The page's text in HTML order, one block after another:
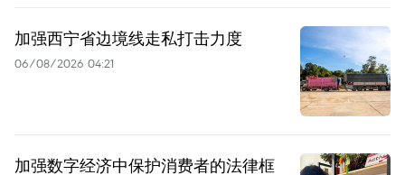
加强西宁省边境线走私打击力度
06/08/2026 04:21
加强数字经济中保护消费者的法律框